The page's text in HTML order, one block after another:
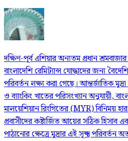
দক্ষিণ-পূর্ব এশিয়ার অন্যতম প্রধান
বাংলাদেশি রেমিট্যান্স যোদ্ধাদের জন্য
পরিবর্তন লক্ষ্য করা গেছে। আন্তর্জাতিক
ও ব্যাংকিং খাতের পরিসংখ্যান অনুযায়ী,
মালয়েশিয়ান রিংগিতের (MYR) বিনিময়
প্রবাসীদের কষ্টার্জিত আয়ের সঠিক হিসাব
পাঠানোর ক্ষেত্রে মুদ্রার এই সূক্ষ্ম পরিবর্তন